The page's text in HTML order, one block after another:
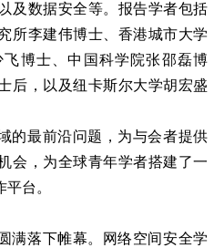
及数据安全等。报告学者包括
所李建伟博士、香港城市大学
博士、中国科学院张邵磊博
后，以及纽卡斯尔大学胡宏盛
的最前沿问题，为与会者提供
会，为全球青年学者搭建了一
台。
满落下帷幕。网络空间安全学